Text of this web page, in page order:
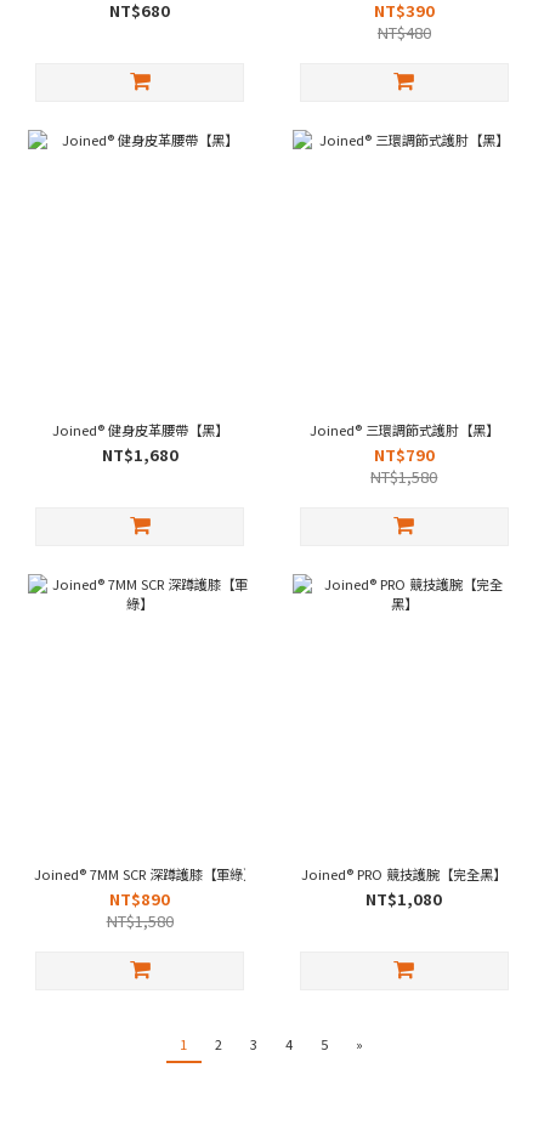
NT$680
NT$390
NT$480
Joined® 健身皮革腰帶【黑】
NT$1,680
Joined® 三環調節式護肘【黑】
NT$790
NT$1,580
Joined® 7MM SCR 深蹲護膝【軍綠】
NT$890
NT$1,580
Joined® PRO 競技護腕【完全黑】
NT$1,080
1 2 3 4 5 »